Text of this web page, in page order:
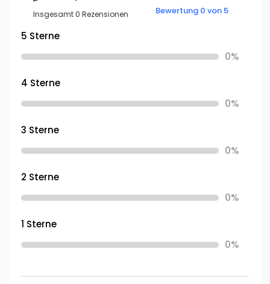
Insgesamt 0 Rezensionen
Bewertung 0 von 5
5 Sterne
0%
4 Sterne
0%
3 Sterne
0%
2 Sterne
0%
1 Sterne
0%